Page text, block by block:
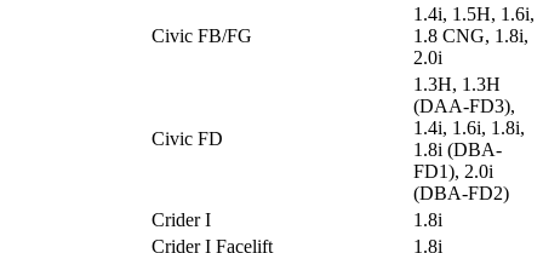
Civic FB/FG
1.4i, 1.5H, 1.6i,
1.8 CNG, 1.8i,
2.0i
Civic FD
1.3H, 1.3H
(DAA-FD3),
1.4i, 1.6i, 1.8i,
1.8i (DBA-
FD1), 2.0i
(DBA-FD2)
Crider I
1.8i
Crider I Facelift
1.8i